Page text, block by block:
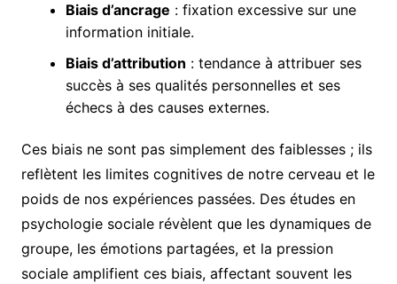
Biais d’ancrage : fixation excessive sur une
information initiale.
Biais d’attribution : tendance à attribuer ses
succès à ses qualités personnelles et ses
échecs à des causes externes.
Ces biais ne sont pas simplement des faiblesses ; ils
reflètent les limites cognitives de notre cerveau et le
poids de nos expériences passées. Des études en
psychologie sociale révèlent que les dynamiques de
groupe, les émotions partagées, et la pression
sociale amplifient ces biais, affectant souvent les